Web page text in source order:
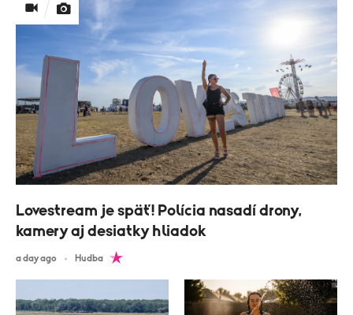
Lovestream je späť! Polícia nasadí drony,
kamery aj desiatky hliadok
a day ago Hudba